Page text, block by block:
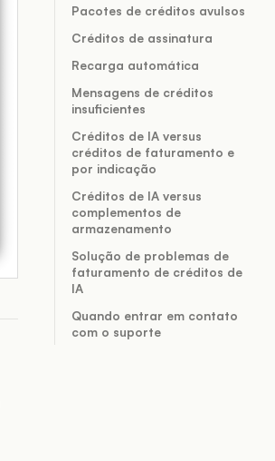
Pacotes de créditos avulsos
Créditos de assinatura
Recarga automática
Mensagens de créditos
insuficientes
Créditos de IA versus
créditos de faturamento e
por indicação
Créditos de IA versus
complementos de
armazenamento
Solução de problemas de
faturamento de créditos de
IA
Quando entrar em contato
com o suporte